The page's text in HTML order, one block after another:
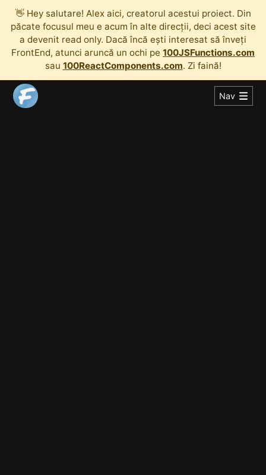
👋 Hey salutare! Alex aici, creatorul acestui proiect. Din
păcate focusul meu e acum în alte direcții, deci acest site
a devenit read only. Dacă încă ești interesat să înveți
FrontEnd, atunci aruncă un ochi pe 100JSFunctions.com
sau 100ReactComponents.com. Zi faină!
Nav